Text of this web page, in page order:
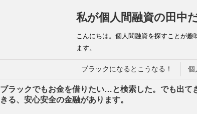
私が個人間融資の田中
こんにちは。個人間融資を探すことが
ます。
ブラックになるとこうなる！ 個
ブラックでもお金を借りたい…と検索した。でも出て
きる、安心安全の金融があります。